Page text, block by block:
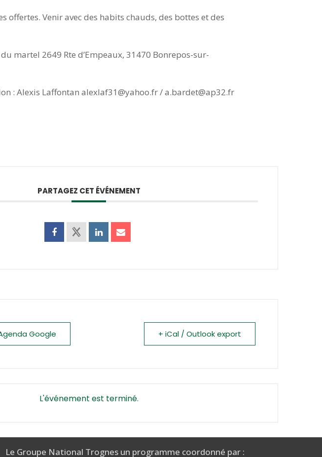
offertes. Venir avec des habits chauds, des bottes et des
martel 2649 Rte d’Empeaux, 31470 Bonrepos-sur-
: Alexis Laffontan alexlaf31@yahoo.fr / a.bardet@ap32.fr
PARTAGEZ CET ÉVÉNEMENT
Google + iCal / Outlook export
L'événement est terminé.
Le Groupe National Trognes un programme coordonné par :